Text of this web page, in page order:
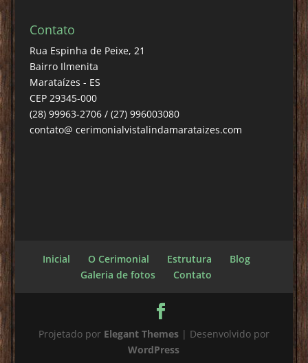
Contato
Rua Espinha de Peixe, 21
Bairro Ilmenita
Marataízes - ES
CEP 29345-000
(28) 99963-2706 / (27) 996003080
contato@ cerimonialvistalindamarataizes.com
Inicial O Cerimonial Estrutura
Blog
Galeria de fotos
Contato
Projetado por Elegant Themes| Desenvolvido por
WordPress